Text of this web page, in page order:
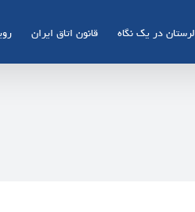
لرستان در یک نگاه قانون اتاق ایران